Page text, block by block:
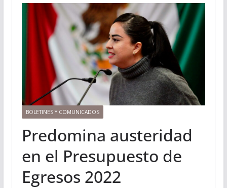
BOLETINES Y COMUNICADOS
Predomina austeridad
en el Presupuesto de
Egresos 2022